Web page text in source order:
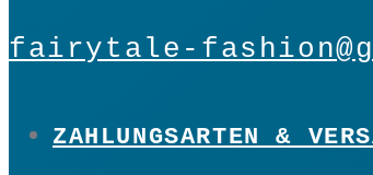
fairytale-
ZAHLUNGSARTEN &